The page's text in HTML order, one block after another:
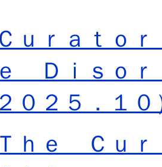
ｕｒａｔｏ
ｅ Ｄｉｓｏ
０２５．１０
Ｔｈｅ Ｃｕ